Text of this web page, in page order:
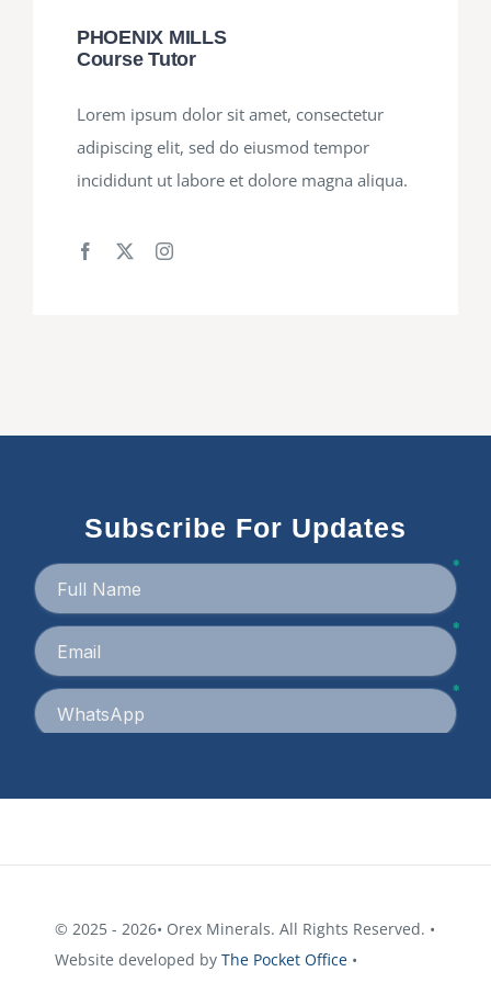
PHOENIX MILLS
Course Tutor
Lorem ipsum dolor sit amet, consectetur
adipiscing elit, sed do eiusmod tempor
incididunt ut labore et dolore magna aliqua.
Subscribe For Updates
© 2025 - 2026• Orex Minerals. All Rights Reserved. •
Website developed by The Pocket Office•